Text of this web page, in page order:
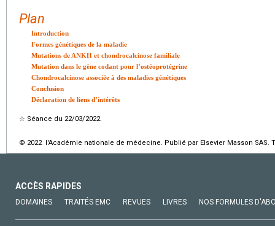
Plan
Introduction
Formes génétiques de la maladie
Mutations de ANKH et chondrocalcinose familiale
Mutation dans le gène codant pour l’ostéoprotégrine
Chondrocalcinose associée à des maladies génétiques
Conclusion
Déclaration de liens d’intérêts
☆ Séance du 22/03/2022.
© 2022 l'Académie nationale de médecine. Publié par Elsevier Masson SAS.
ACCÈS RAPIDES
DOMAINES TRAITÉS EMC REVUES LIVRES NOS FORMULES